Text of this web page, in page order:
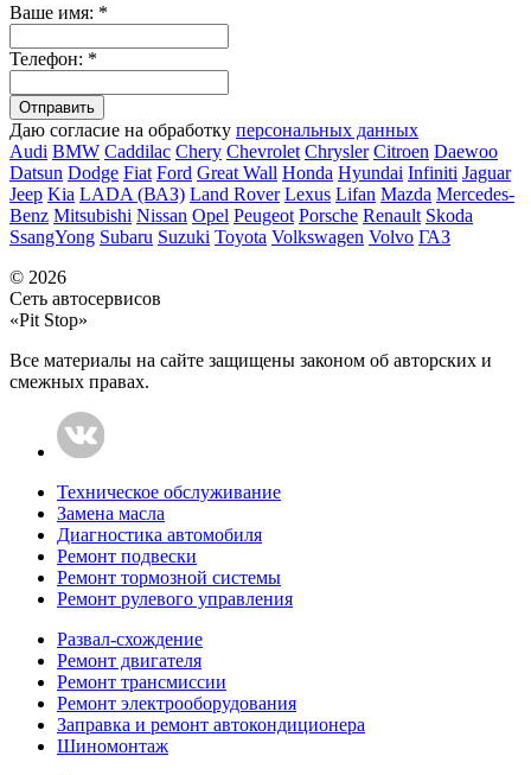
Ваше имя: *
Телефон: *
Даю согласие на обработку персональных данных
Audi BMW Caddilac Chery Chevrolet Chrysler Citroen Daewoo
Datsun Dodge Fiat Ford Great Wall Honda Hyundai Infiniti Jaguar
Jeep Kia LADA (ВАЗ) Land Rover Lexus Lifan Mazda Mercedes-
Benz Mitsubishi Nissan Opel Peugeot Porsche Renault Skoda
SsangYong Subaru Suzuki Toyota Volkswagen Volvo ГАЗ
© 2026
Сеть автосервисов
«Pit Stop»
Все материалы на сайте защищены законом об авторских и
смежных правах.
Техническое обслуживание
Замена масла
Диагностика автомобиля
Ремонт подвески
Ремонт тормозной системы
Ремонт рулевого управления
Развал-схождение
Ремонт двигателя
Ремонт трансмиссии
Ремонт электрооборудования
Заправка и ремонт автокондиционера
Шиномонтаж